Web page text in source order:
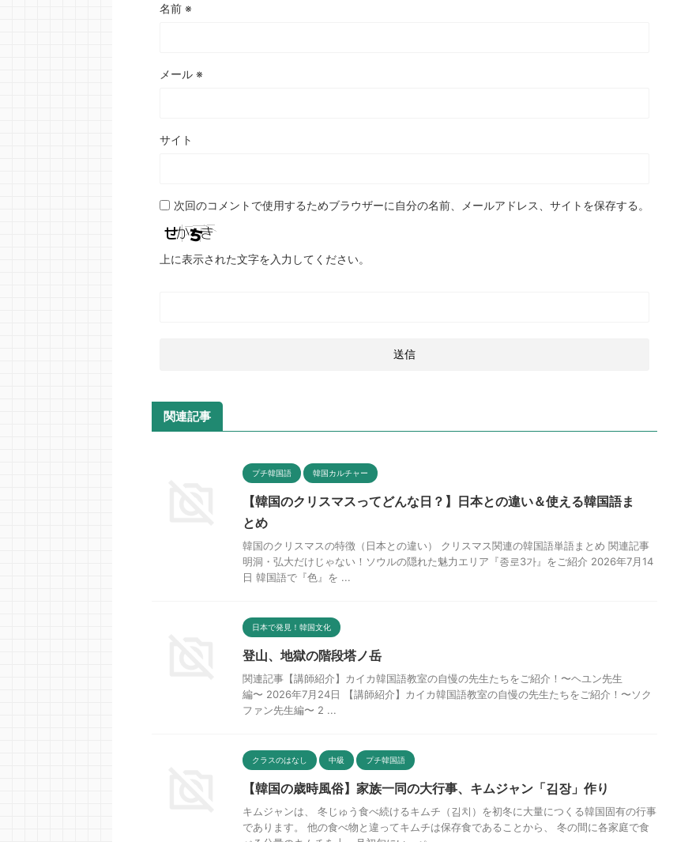
名前 ※
メール ※
サイト
次回のコメントで使用するためブラウザーに自分の名前、メールアドレス、サイトを保存する。
上に表示された文字を入力してください。
関連記事
プチ韓国語 韓国カルチャー
【韓国のクリスマスってどんな日？】日本との違い＆使える韓国語ま
とめ
韓国のクリスマスの特徴（日本との違い） クリスマス関連の韓国語単語まとめ 関連記事
明洞・弘大だけじゃない！ソウルの隠れた魅力エリア『종로3가』をご紹介 2026年7月14
日 韓国語で『色』を ...
日本で発見！韓国文化
登山、地獄の階段塔ノ岳
関連記事【講師紹介】カイカ韓国語教室の自慢の先生たちをご紹介！〜ヘユン先生
編〜 2026年7月24日 【講師紹介】カイカ韓国語教室の自慢の先生たちをご紹介！〜ソク
ファン先生編〜 2 ...
クラスのはなし 中級 プチ韓国語
【韓国の歳時風俗】家族一同の大行事、キムジャン「김장」作り
キムジャンは、 冬じゅう食べ続けるキムチ（김치）を初冬に大量につくる韓国固有の行事
であります。 他の食べ物と違ってキムチは保存食であることから、 冬の間に各家庭で食